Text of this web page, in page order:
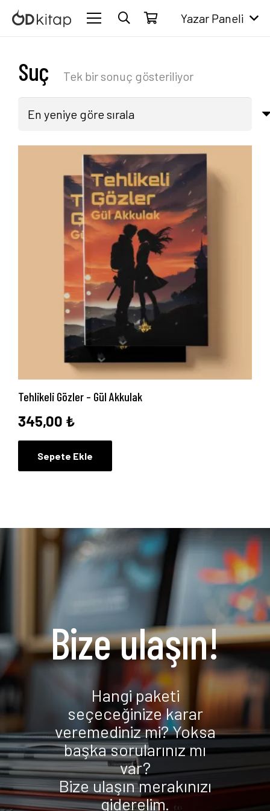
Anasayfa
Yayın Paketlerimiz
Blog
İletişim
Yazar Paneli
Suç Tek bir sonuç gösteriliyor
Tehlikeli Gözler – Gül Akkulak
345,00 ₺
Sepete Ekle
Bize ulaşın!
Hangi paketi
seçeceğinize karar
veremediniz mi? Yoksa
başka sorularınız mı
var?
Bize ulaşın merakınızı
giderelim.